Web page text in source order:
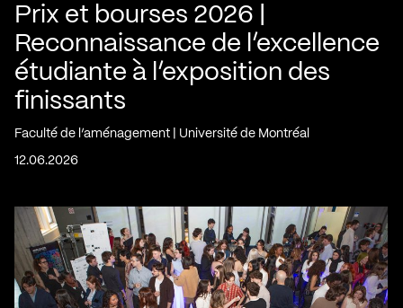
Prix et bourses 2026 |
Reconnaissance de l’excellence
étudiante à l’exposition des
finissants
Faculté de l’aménagement | Université de Montréal
12.06.2026